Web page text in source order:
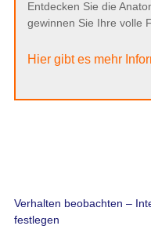
Entdecken Sie die
gewinnen Sie Ihre volle
Hier gibt es mehr
Verhalten beobachten –
festlegen